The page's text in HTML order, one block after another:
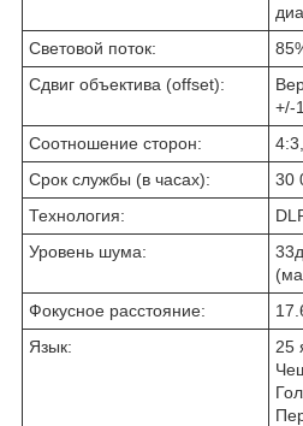
Световой поток:
Сдвиг объектива (offset):
+/-
Соотношение сторон:
Срок службы (в часах):
30
Технология:
Уровень шума:
Фокусное расстояние:
Язык:
25